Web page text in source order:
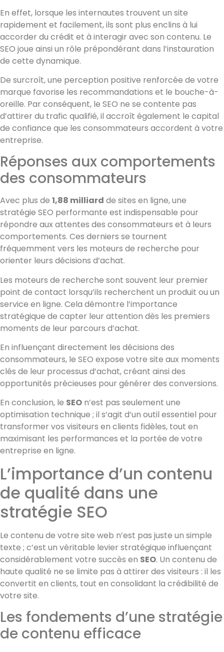
En effet, lorsque les internautes trouvent un site
rapidement et facilement, ils sont plus enclins à lui
accorder du crédit et à interagir avec son contenu. Le
SEO joue ainsi un rôle prépondérant dans l’instauration
de cette dynamique.
De surcroît, une perception positive renforcée de votre
marque favorise les recommandations et le bouche-à-
oreille. Par conséquent, le SEO ne se contente pas
d’attirer du trafic qualifié, il accroît également le capital
de confiance que les consommateurs accordent à votre
entreprise.
Réponses aux comportements
des consommateurs
Avec plus de 1,88 milliard de sites en ligne, une
stratégie SEO performante est indispensable pour
répondre aux attentes des consommateurs et à leurs
comportements. Ces derniers se tournent
fréquemment vers les moteurs de recherche pour
orienter leurs décisions d’achat.
Les moteurs de recherche sont souvent leur premier
point de contact lorsqu’ils recherchent un produit ou un
service en ligne. Cela démontre l’importance
stratégique de capter leur attention dès les premiers
moments de leur parcours d’achat.
En influençant directement les décisions des
consommateurs, le SEO expose votre site aux moments
clés de leur processus d’achat, créant ainsi des
opportunités précieuses pour générer des conversions.
En conclusion, le SEO n’est pas seulement une
optimisation technique ; il s’agit d’un outil essentiel pour
transformer vos visiteurs en clients fidèles, tout en
maximisant les performances et la portée de votre
entreprise en ligne.
L’importance d’un contenu
de qualité dans une
stratégie SEO
Le contenu de votre site web n’est pas juste un simple
texte ; c’est un véritable levier stratégique influençant
considérablement votre succès en SEO. Un contenu de
haute qualité ne se limite pas à attirer des visiteurs : il les
convertit en clients, tout en consolidant la crédibilité de
votre site.
Les fondements d’une stratégie
de contenu efficace